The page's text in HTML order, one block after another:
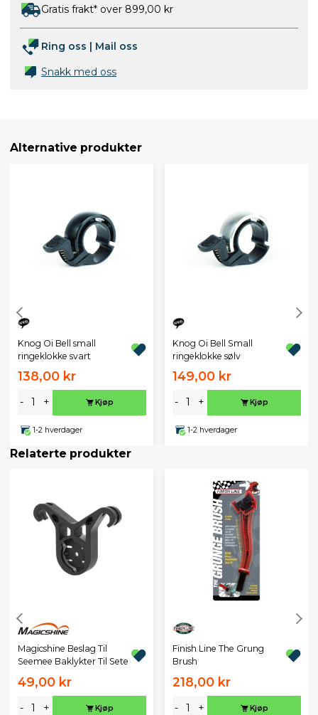
Gratis frakt* over 899,00 kr
Ring oss | Mail oss
Snakk med oss
Alternative produkter
Knog Oi Bell small
ringeklokke svart
138,00 kr
- + Kjøp
1-2 hverdager
Knog Oi Bell Small
ringeklokke sølv
149,00 kr
- + Kjøp
1-2 hverdager
Relaterte produkter
Magicshine Beslag Til
Seemee Baklykter Til Sete
49,00 kr
- + Kjøp
Finish Line The Grung
Brush
218,00 kr
- + Kjøp